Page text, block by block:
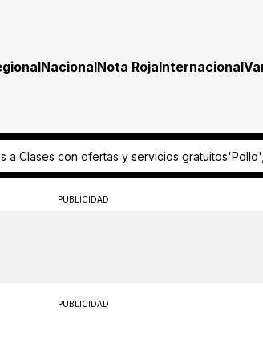
NacionalNota RojaInternacional
gratuitos'Pollo', el niño que con pegatinas en
PUBLICIDAD
PUBLICIDAD